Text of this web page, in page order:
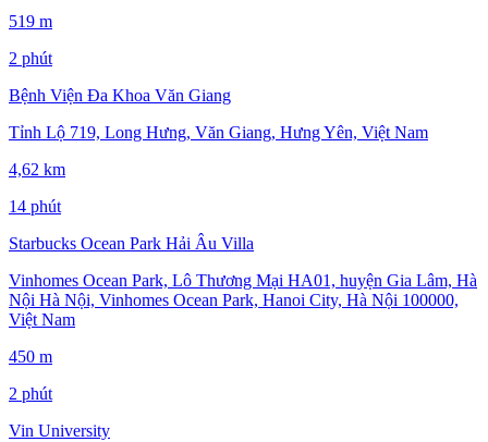
519 m
2 phút
Bệnh Viện Đa Khoa Văn Giang
Tỉnh Lộ 719, Long Hưng, Văn Giang, Hưng Yên, Việt Nam
4,62 km
14 phút
Starbucks Ocean Park Hải Âu Villa
Vinhomes Ocean Park, Lô Thương Mại HA01, huyện Gia Lâm, Hà
Nội Hà Nội, Vinhomes Ocean Park, Hanoi City, Hà Nội 100000,
Việt Nam
450 m
2 phút
Vin University